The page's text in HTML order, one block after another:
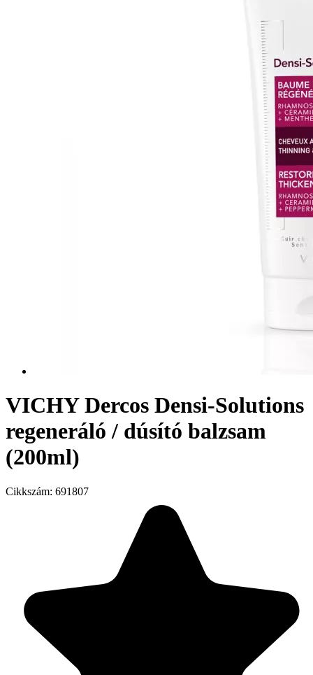
VICHY Dercos Densi-Solutions
regeneráló / dúsító balzsam
(200ml)
Cikkszám: 691807